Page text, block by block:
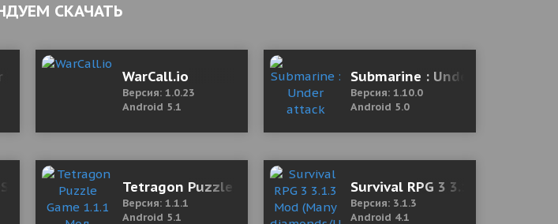
СКАЧАТЬ
1.0.0 Мод (полная версия)
WarCall.io
Версия: 1.0.23
Android 5.1
Submarine : Under attack
Версия: 1.10.0
Android 5.0
MOBILE INDIA 4.5.0 Mod (Mega mod)
Tetragon Puzzle Game 1.1.1 Мод (полная версия)
Версия: 1.1.1
Android 5.1
Survival RPG 3 3.1.3 Mod
Версия: 3.1.3
Android 4.1